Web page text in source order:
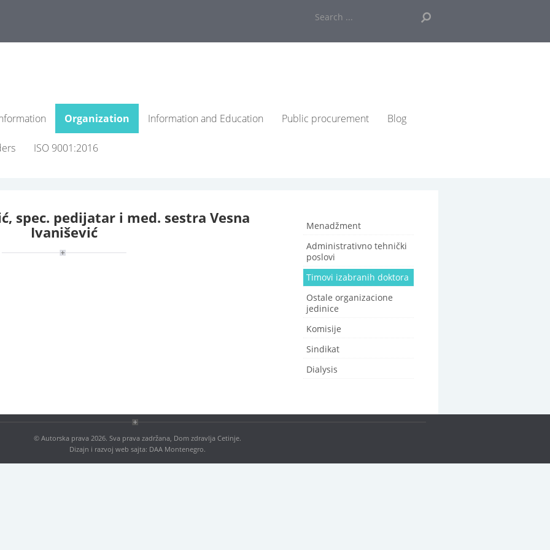
Search
Organization Information and Education Public procurement Blog
ISO 9001:2016
spec. pedijatar i med. sestra Vesna
Ivanišević
Menadžment
Administrativno tehnički
poslovi
Timovi izabranih doktora
Ostale organizacione
jedinice
Komisije
Sindikat
Dialysis
© Autorska prava 2026. Sva prava zadržana, Dom zdravlja Cetinje.
Dizajn i razvoj web sajta: DAA Montenegro.